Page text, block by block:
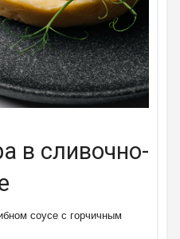
в сливочно-
соусе с горчичным